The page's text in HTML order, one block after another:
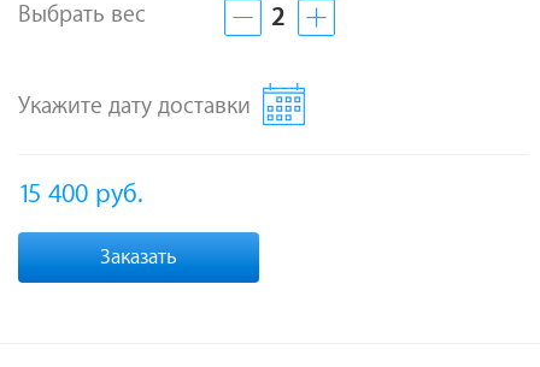
Выбрать вес 2
Укажите дату доставки
15 400 руб.
Заказать